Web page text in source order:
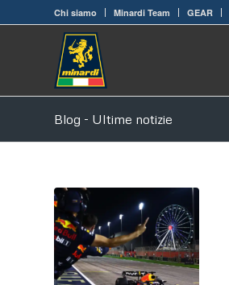
Chi siamo Minardi Team GEAR
Blog - Ultime notizie